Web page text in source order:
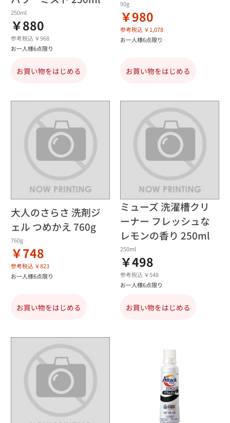
250ml
￥880
参考税込 ￥968
お一人様6点限り
お買い物をはじめる
90g
￥980
参考税込 ￥1,078
お一人様6点限り
お買い物をはじめる
大人のさらさ 洗剤ジ
ェル つめかえ 760g
760g
￥748
参考税込 ￥823
お一人様6点限り
お買い物をはじめる
ミューズ 洗濯槽クリ
ーナー フレッシュな
レモンの香り 250ml
250ml
￥498
参考税込 ￥548
お一人様6点限り
お買い物をはじめる